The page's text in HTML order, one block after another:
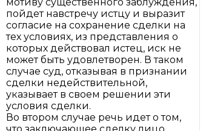
пойдет навстречу истцу и выразит
согласие на сохранение сделки на
тех условиях, из представления о
которых действовал истец, иск не
может быть удовлетворен. В таком
случае суд, отказывая в признании
сделки недействительной,
указывает в своем решении эти
условия сделки.
Во втором случае речь идет о том,